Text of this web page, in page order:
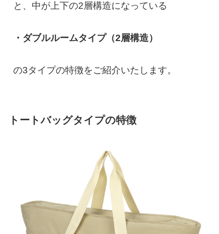
と、中が上下の2層構造になっている
・ダブルルームタイプ（2層構造）
の3タイプの特徴をご紹介いたします。
トートバッグタイプの特徴